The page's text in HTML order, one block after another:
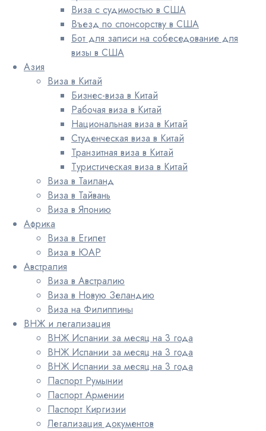
Виза с судимостью в США
Въезд по спонсорству в США
Бот для записи на собеседование для
визы в США
Азия
Виза в Китай
Бизнес-виза в Китай
Рабочая виза в Китай
Национальная виза в Китай
Студенческая виза в Китай
Транзитная виза в Китай
Туристическая виза в Китай
Виза в Таиланд
Виза в Тайвань
Виза в Японию
Африка
Виза в Египет
Виза в ЮАР
Австралия
Виза в Австралию
Виза в Новую Зеландию
Виза на Филиппины
ВНЖ и легализация
ВНЖ Испании за месяц на 3 года
ВНЖ Испании за месяц на 3 года
ВНЖ Испании за месяц на 3 года
Паспорт Румынии
Паспорт Армении
Паспорт Киргизии
Легализация документов